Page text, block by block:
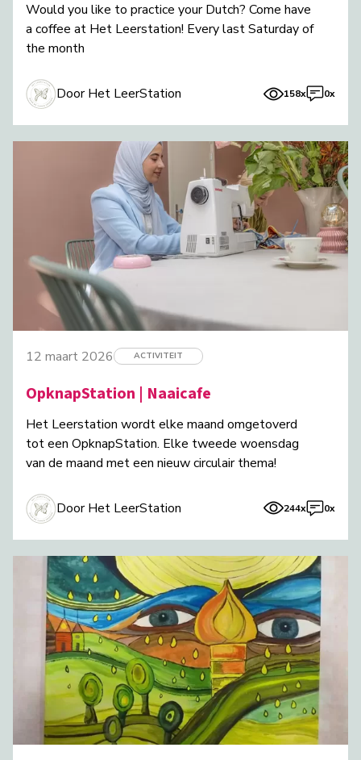
Would you like to practice your Dutch? Come have
a coffee at Het Leerstation! Every last Saturday of
the month
Door Het LeerStation 158x 0x
12 maart 2026 ACTIVITEIT
OpknapStation | Naaicafe
Het Leerstation wordt elke maand omgetoverd
tot een OpknapStation. Elke tweede woensdag
van de maand met een nieuw circulair thema!
Door Het LeerStation 244x 0x